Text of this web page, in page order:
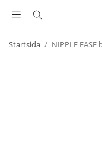
Startsida / NIPPLE